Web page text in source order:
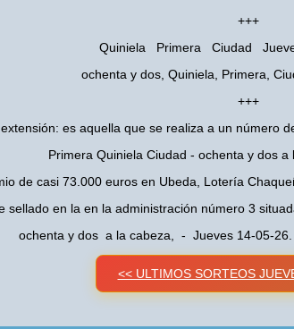
+++
Quiniela Primera Ciudad
ochenta y dos, Quiniela, Primera,
+++
es aquella que se realiza a un número
Primera Quiniela Ciudad - ochenta y dos
de casi 73.000 euros en Ubeda, Lotería
sellado en la en la administración número 3
ochenta y dos a la cabeza, - Jueves 14-05-
<< ULTIMOS SORTEOS